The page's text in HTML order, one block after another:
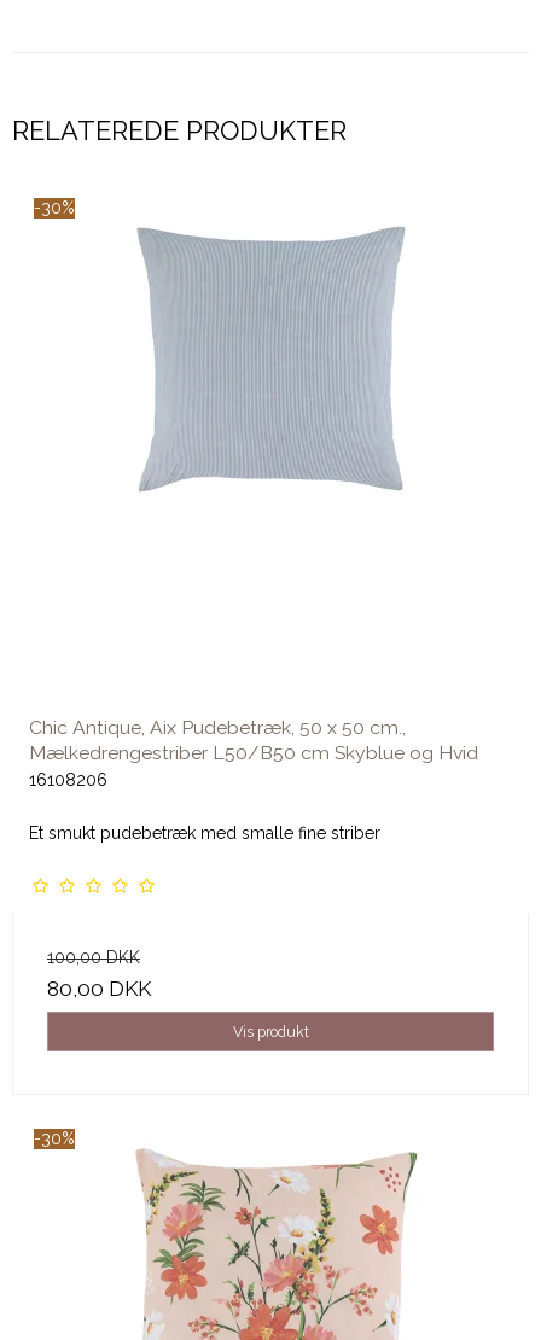
RELATEREDE PRODUKTER
-30%
Chic Antique, Aix Pudebetræk, 50 x 50 cm.,
Mælkedrengestriber L50/B50 cm Skyblue og Hvid
16108206
Et smukt pudebetræk med smalle fine striber
100,00 DKK
80,00 DKK
Vis produkt
-30%